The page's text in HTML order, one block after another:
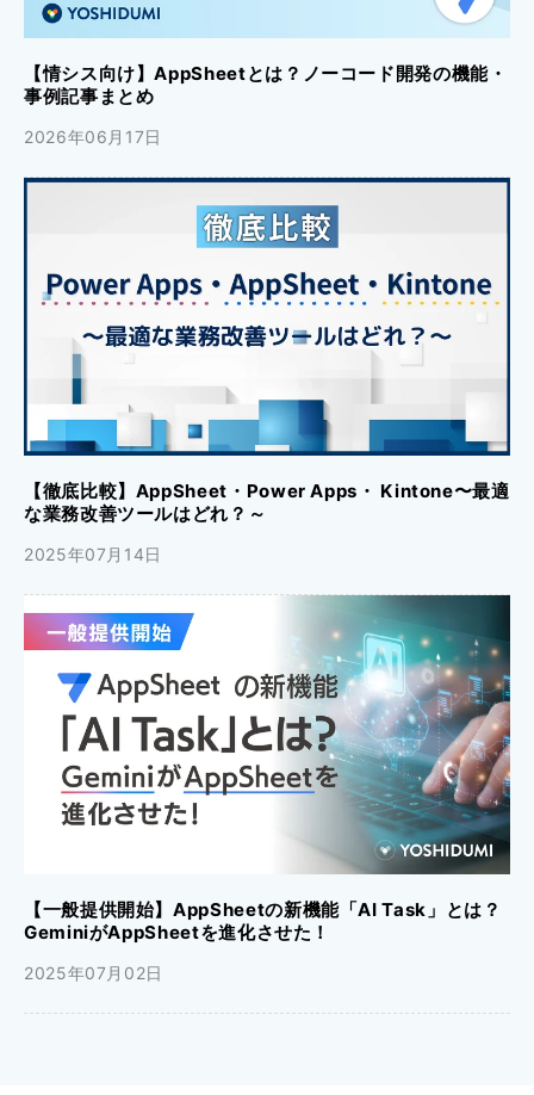
【情シス向け】AppSheetとは？ノーコード開発の機能・
事例記事まとめ
2026年06月17日
【徹底比較】AppSheet・Power Apps・ Kintone〜最適
な業務改善ツールはどれ？～
2025年07月14日
【一般提供開始】AppSheetの新機能「AI Task」とは？
GeminiがAppSheetを進化させた！
2025年07月02日